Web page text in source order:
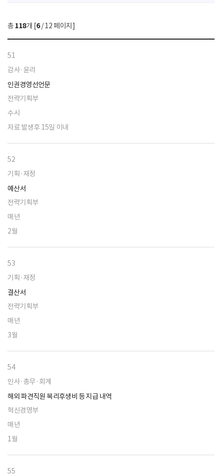
선
택
총 118개 [6/ 12 페이지]
51
감사·윤리
인권경영선언문
전략기획부
수시
자료 발생후 15일 이내
52
기획·재정
예산서
전략기획부
매년
2월
53
기획·재정
결산서
전략기획부
매년
3월
54
인사·총무·회계
해외 파견직원 복리후생비 등 지급 내역
혁신경영부
매년
1월
55